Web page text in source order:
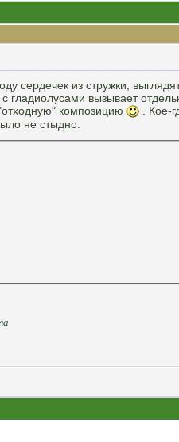
сердечек из стружки,
вызывает
композицию
. Кое-
не стыдно.